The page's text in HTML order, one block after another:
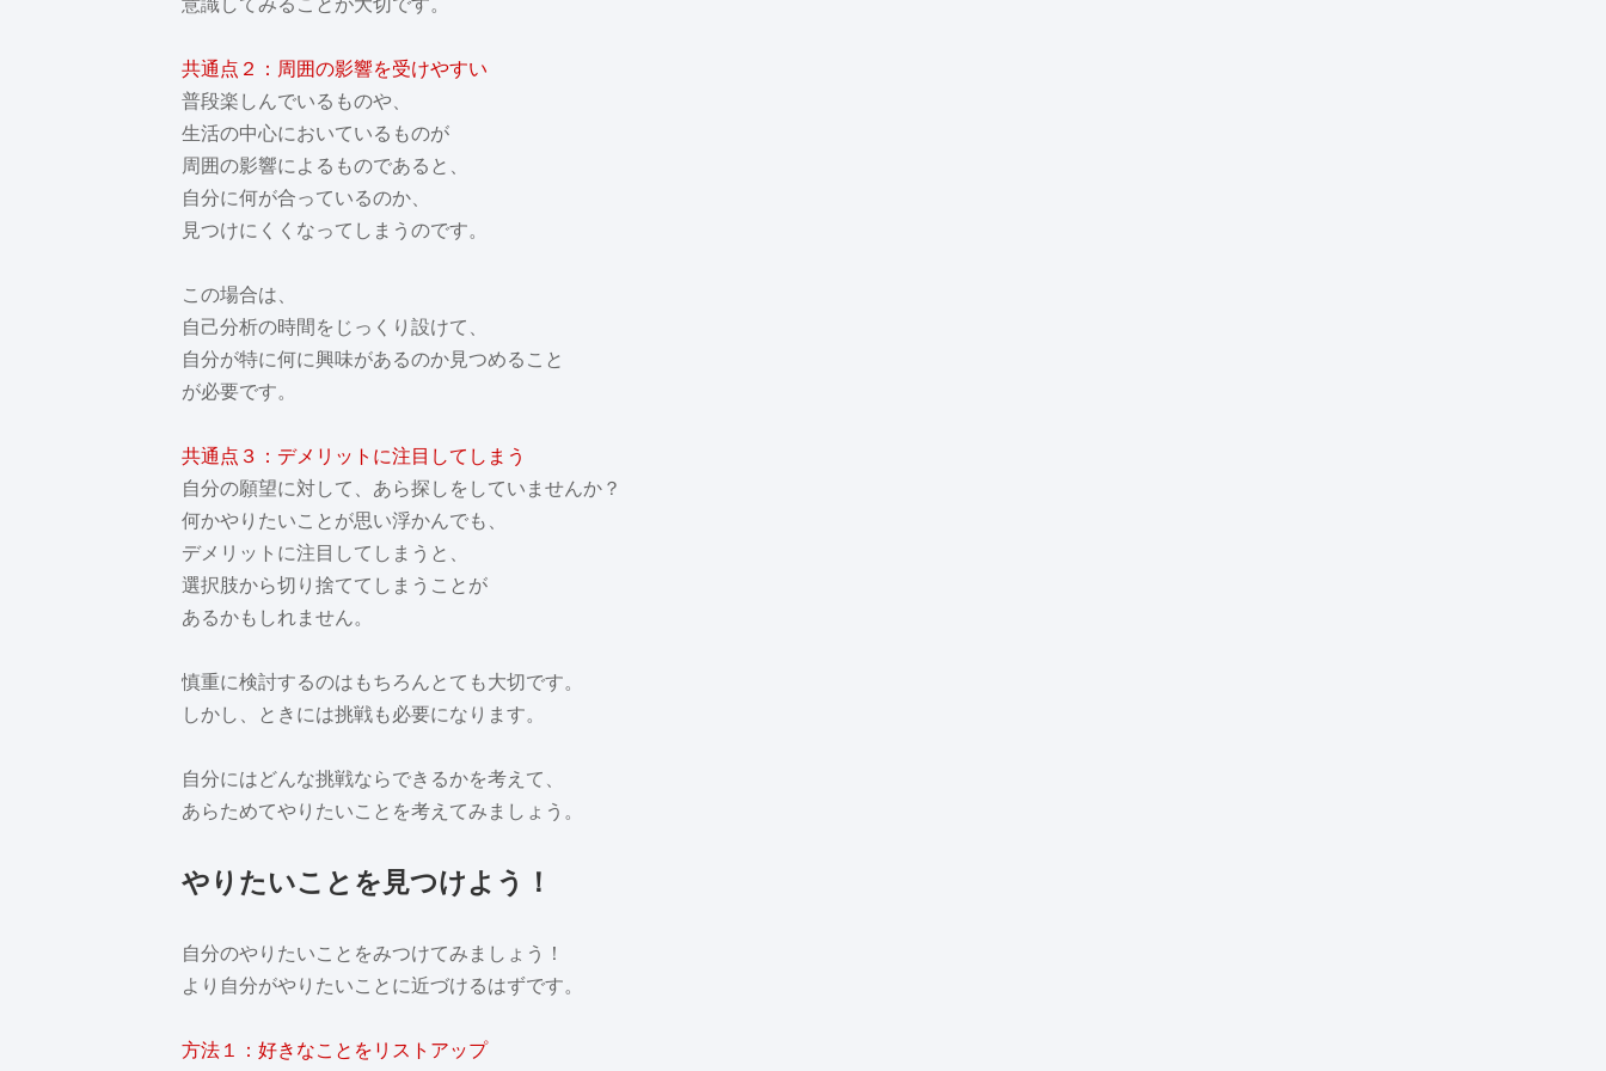
共通点２：周囲の影響を受けやすい
普段楽しんでいるものや、
生活の中心においているものが
周囲の影響によるものであると、
自分に何が合っているのか、
見つけにくくなってしまうのです。
この場合は、
自己分析の時間をじっくり設けて、
自分が特に何に興味があるのか見つめること
が必要です。
共通点３：デメリットに注目してしまう
自分の願望に対して、あら探しをしていませんか？
何かやりたいことが思い浮かんでも、
デメリットに注目してしまうと、
選択肢から切り捨ててしまうことが
あるかもしれません。
慎重に検討するのはもちろんとても大切です。
しかし、ときには挑戦も必要になります。
自分にはどんな挑戦ならできるかを考えて、
あらためてやりたいことを考えてみましょう。
やりたいことを見つけよう！
自分のやりたいことをみつけてみましょう！
より自分がやりたいことに近づけるはずです。
方法１：好きなことをリストアップ